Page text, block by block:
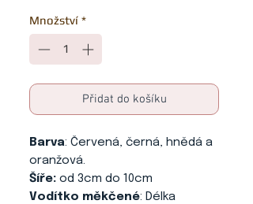
Množství *
Přidat do košíku
Barva: Červená, černá, hnědá a
oranžová.
Šíře: od 3cm do 10cm
Vodítko měkčené: Délka